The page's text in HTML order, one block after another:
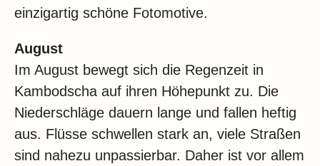
einzigartig schöne Fotomotive.
August
Im August bewegt sich die Regenzeit in
Kambodscha auf ihren Höhepunkt zu. Die
Niederschläge dauern lange und fallen heftig
aus. Flüsse schwellen stark an, viele Straßen
sind nahezu unpassierbar. Daher ist vor allem